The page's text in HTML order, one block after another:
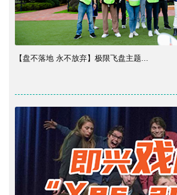
【盘不落地 永不放弃】极限飞盘主题...